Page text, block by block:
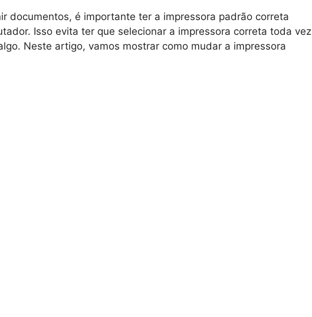
documentos, é importante ter a impressora padrão correta
Isso evita ter que selecionar a impressora correta toda vez
Neste artigo, vamos mostrar como mudar a impressora